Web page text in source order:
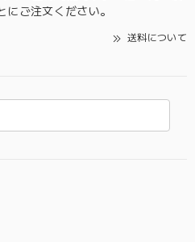
ご注文ください。
送料について